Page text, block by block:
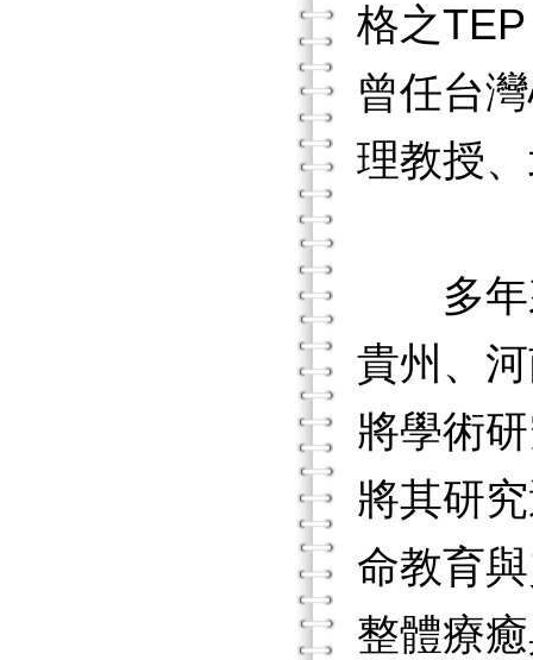
格之
曾任台
理教授
多年來
貴州、
將學術
將其研
命教育
整體療